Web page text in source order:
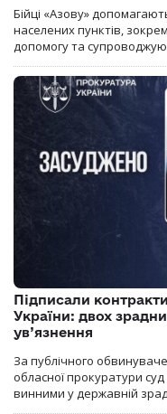
Бійці «Азову»
населених пунктів,
допомогу та
Підписали
України: двох
ув’язнення
За публічного
обласної прокуратури
винними у державній